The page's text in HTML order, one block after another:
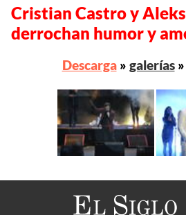
Cristian Castro y
derrochan humor y
Descarga» galerías»